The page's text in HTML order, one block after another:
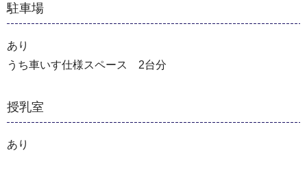
駐車場
あり
うち車いす仕様スペース 2台分
授乳室
あり